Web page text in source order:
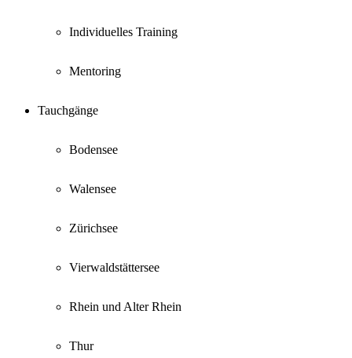
Individuelles Training
Mentoring
Tauchgänge
Bodensee
Walensee
Zürichsee
Vierwaldstättersee
Rhein und Alter Rhein
Thur